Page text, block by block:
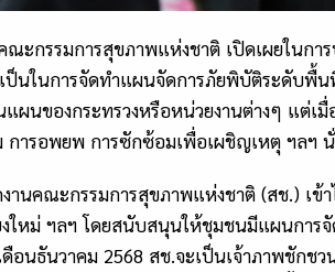
ณะกรรมการสุขภาพแห่งชาติ เปิดเผยในก
ป็นในการจัดทำแผนจัดการภัยพิบัติระดับ
ผนของกระทรวงหรือหน่วยงานต่างๆ แต่
การอพยพ การซักซ้อมเพื่อเผชิญเหตุ ฯลฯ
านคณะกรรมการสุขภาพแห่งชาติ (สช.) เข้
ใหม่ ฯลฯ โดยสนับสนุนให้ชุมชนมีแผนกา
อนธันวาคม 2568 สช.จะเป็นเจ้าภาพชักช